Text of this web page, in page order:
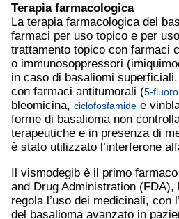
Terapia farmacologica
La terapia farmacologica del
farmaci per uso topico e per
trattamento topico con farmaci
o immunosoppressori
in caso di basaliomi
con farmaci antitumorali (5-
bleomicina, ciclofosfamide e
forme di basalioma non
terapeutiche e in presenza di
è stato utilizzato l’interferone
Il vismodegib è il primo
and Drug Administration (FDA),
regola l’uso dei medicinali, con
del basalioma avanzato in